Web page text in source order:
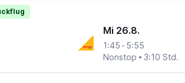
Mi 26.8.
1:45 - 5:55
Nonstop
3:10 Std.